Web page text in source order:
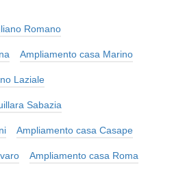
Romano
Ampliamento casa Marino
Laziale
Sabazia
Ampliamento casa Casape
Ampliamento casa Roma